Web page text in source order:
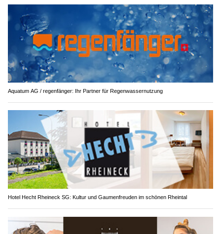
Aquatum AG / regenfänger: Ihr Partner für Regenwassernutzung
Hotel Hecht Rheineck SG: Kultur und Gaumenfreuden im schönen Rheintal